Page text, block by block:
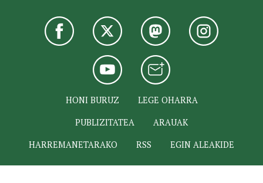
HONI BURUZ
LEGE OHARRA
PUBLIZITATEA
ARAUAK
HARREMANETARAKO
RSS EGIN ALEAKIDE